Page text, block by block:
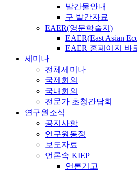
발간물안내
구 발간자료
EAER(영문학술지)
EAER(East Asian
EAER 홈페이지 바
세미나
전체세미나
국제회의
국내회의
전문가 초청간담회
연구원소식
공지사항
연구원동정
보도자료
언론속 KIEP
언론기고